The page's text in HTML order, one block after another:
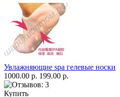
Увлажняющие spa гелевые носки
1000.00 р. 199.00 р.
Купить